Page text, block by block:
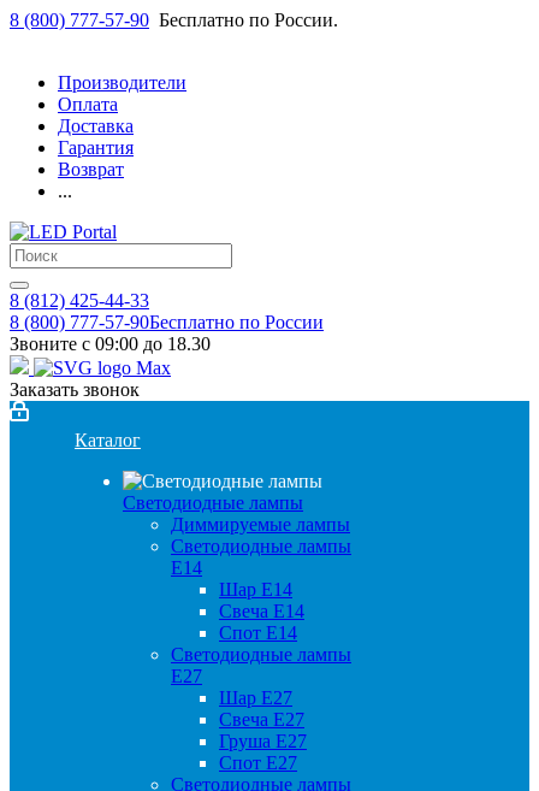
8 (800) 777-57-90 Бесплатно по России.
Производители
Оплата
Доставка
Гарантия
Возврат
...
8 (812) 425-44-33
8 (800) 777-57-90Бесплатно по России
Звоните с 09:00 до 18.30
Заказать звонок
Каталог
Светодиодные лампы
Диммируемые лампы
Светодиодные лампы
Е14
Шар Е14
Свеча Е14
Спот Е14
Светодиодные лампы
Е27
Шар Е27
Свеча Е27
Груша Е27
Спот Е27
Светодиодные лампы